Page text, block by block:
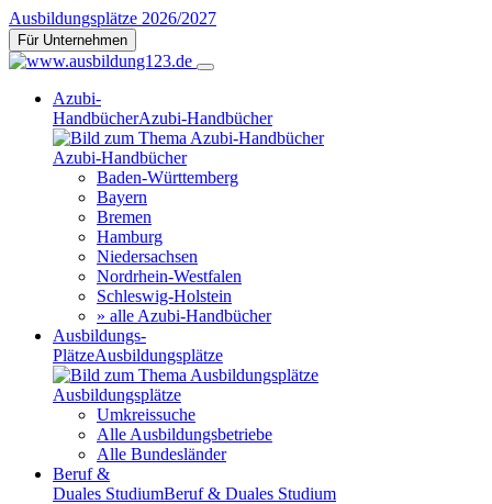
Ausbildungsplätze 2026/2027
Für Unternehmen
Azubi-
HandbücherAzubi-Handbücher
Azubi-Handbücher
Baden-Württemberg
Bayern
Bremen
Hamburg
Niedersachsen
Nordrhein-Westfalen
Schleswig-Holstein
» alle Azubi-Handbücher
Ausbildungs-
PlätzeAusbildungsplätze
Ausbildungsplätze
Umkreissuche
Alle Ausbildungsbetriebe
Alle Bundesländer
Beruf &
Duales StudiumBeruf & Duales Studium